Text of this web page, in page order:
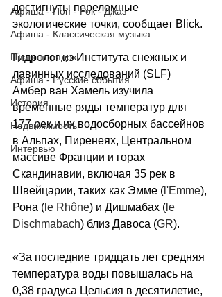
Афиша - Поп - Рок - Джаз
Афиша - Классическая музыка
Правопорядок
Афиша - Русские события
История
Недвижимость
Интервью
достигнуты переломные
экологические точки, сообщает Blick.
Гидролог из Института снежных и
лавинных исследований (SLF)
Амбер ван Хамель изучила
временные ряды температур для
177 рек и их водосборных бассейнов
в Альпах, Пиренеях, Центральном
массиве Франции и горах
Скандинавии, включая 35 рек в
Швейцарии, таких как Эмме ( l'Emme),
Рона ( le Rhône) и Дишмабах ( le
Dischmabach) близ Давоса (GR).
«За последние тридцать лет средняя
температура воды повышалась на
0,38 градуса Цельсия в десятилетие,